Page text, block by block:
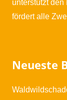
unterstützt den
fördert alle
Neueste